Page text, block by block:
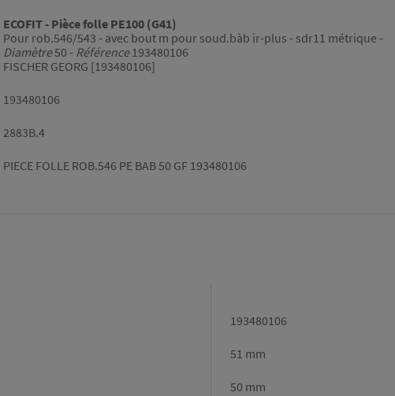
ECOFIT - Pièce folle PE100 (G41)
Pour rob.546/543 - avec bout m pour soud.bàb ir-plus - sdr11 métrique -
Diamètre50 - Référence193480106
FISCHER GEORG [193480106]
193480106
2883B.4
PIECE FOLLE ROB.546 PE BAB 50 GF 193480106
193480106
51 mm
50 mm